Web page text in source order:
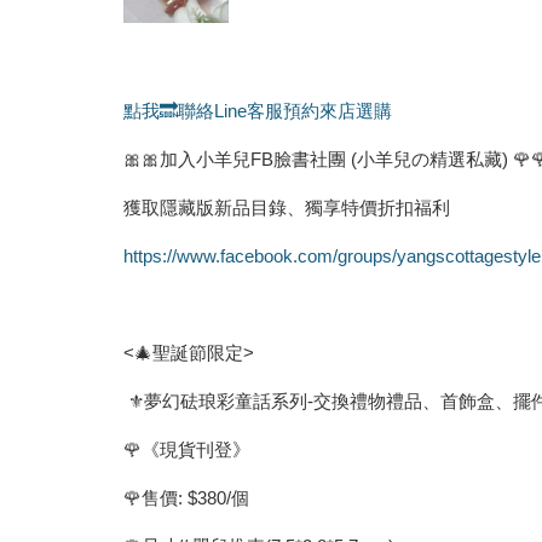
點我🔜聯絡Line客服預約來店選購
🎀🎀加入小羊兒FB臉書社團 (小羊兒の精選私藏)
獲取隱藏版新品目錄、獨享特價折扣福利
https://www.facebook.com/groups/yangscottagestyle
<🎄聖誕節限定>
⚜️夢幻砝琅彩童話系列-交換禮物禮品、首飾盒、擺
🌹《現貨刊登》
🌹售價: $380/個